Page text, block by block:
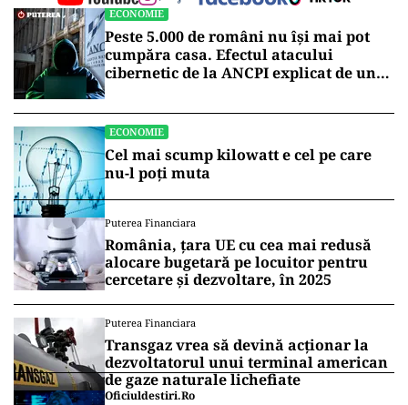
ECONOMIE
Peste 5.000 de români nu își mai pot
cumpăra casa. Efectul atacului
cibernetic de la ANCPI explicat de un
ECONOMIE
Cel mai scump kilowatt e cel pe care
nu-l poți muta
Puterea Financiara
România, țara UE cu cea mai redusă
alocare bugetară pe locuitor pentru
cercetare și dezvoltare, în 2025
Puterea Financiara
Transgaz vrea să devină acționar la
dezvoltatorul unui terminal american
de gaze naturale lichefiate
Oficiuldestiri.ro